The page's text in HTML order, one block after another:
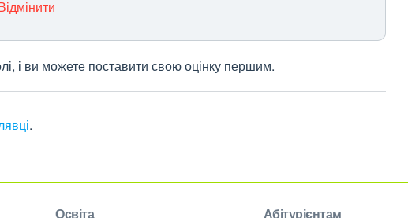
і ви можете поставити свою оцінку першим.
.
Освіта Абітурієнтам